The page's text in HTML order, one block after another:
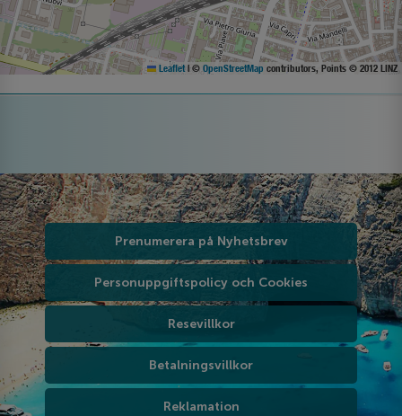
Leaflet | © OpenStreetMap contributors, Points © 2012 LINZ
Prenumerera på Nyhetsbrev
Personuppgiftspolicy och Cookies
Resevillkor
Betalningsvillkor
Reklamation